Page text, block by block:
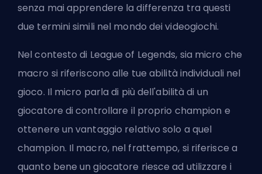
senza mai apprendere la differenza tra questi
due termini simili nel mondo dei videogiochi.
Nel contesto di League of Legends, sia micro che
macro si riferiscono alle tue abilità individuali nel
gioco. Il micro parla di più dell'abilità di un
giocatore di controllare il proprio champion e
ottenere un vantaggio relativo solo a quel
champion. Il macro, nel frattempo, si riferisce a
quanto bene un giocatore riesce ad utilizzare i